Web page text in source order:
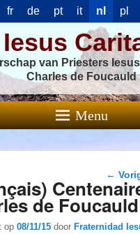
fr de pt it nl pl
Iesus
van Priesters
Charles de Foucauld
Menu
←
de Foucauld
op08/11/15 doorFraternidad